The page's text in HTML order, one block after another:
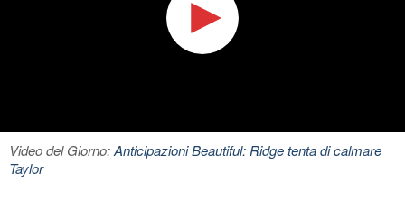
Video del Giorno:Anticipazioni Beautiful: Ridge tenta di calmare
Taylor